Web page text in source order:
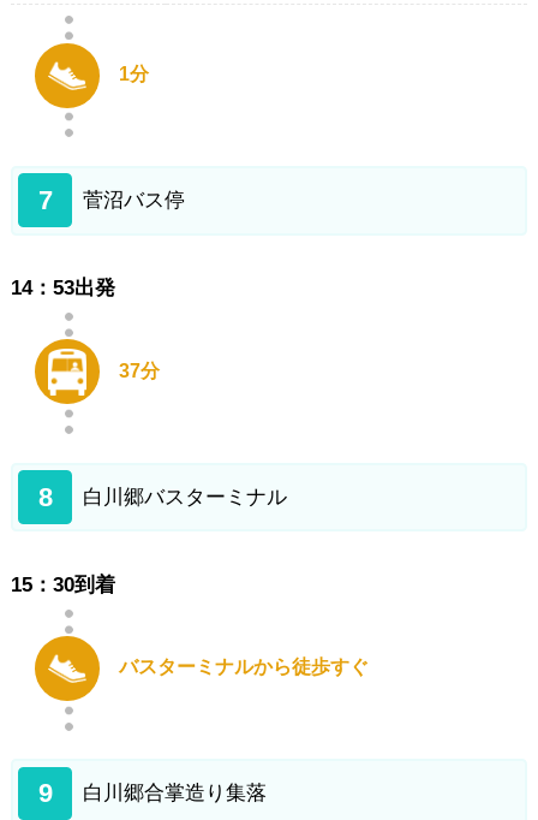
1分
7 菅沼バス停
14：53出発
37分
8 白川郷バスターミナル
15：30到着
バスターミナルから徒歩すぐ
9 白川郷合掌造り集落